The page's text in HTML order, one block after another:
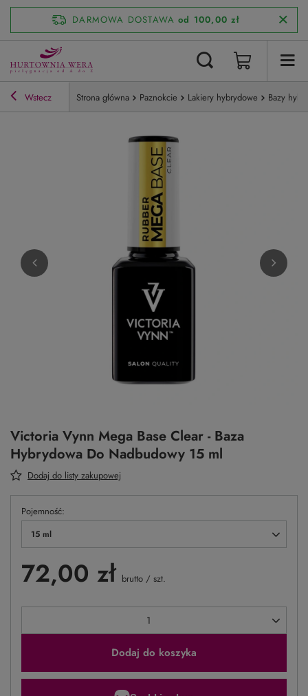
DARMOWA DOSTAWA od 100,00 zł
Wstecz Strona główna Paznokcie Lakiery hybrydowe Bazy
Victoria Vynn Mega Base Clear - Baza
Hybrydowa Do Nadbudowy 15 ml
Dodaj do listy zakupowej
Pojemność
15 ml
72,00 zł brutto / szt.
Dodaj do koszyka